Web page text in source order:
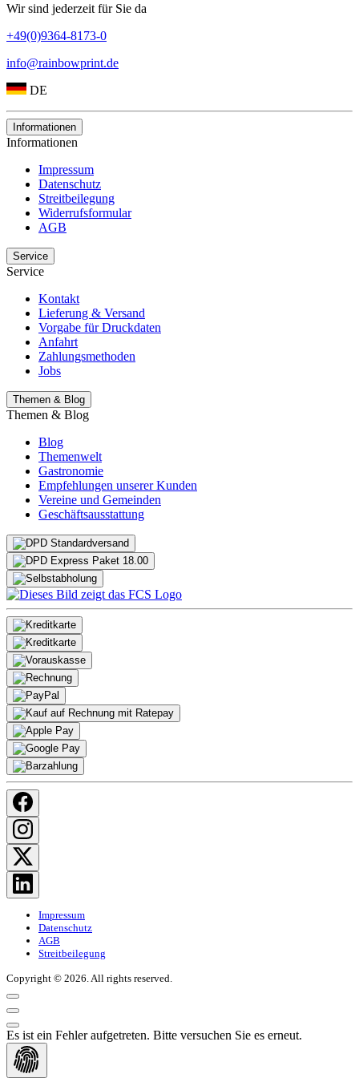
Wir sind jederzeit für Sie da
+49(0)9364-8173-0
info@rainbowprint.de
DE
Informationen
Informationen
Impressum
Datenschutz
Streitbeilegung
Widerrufsformular
AGB
Service
Service
Kontakt
Lieferung & Versand
Vorgabe für Druckdaten
Anfahrt
Zahlungsmethoden
Jobs
Themen & Blog
Themen & Blog
Blog
Themenwelt
Gastronomie
Empfehlungen unserer Kunden
Vereine und Gemeinden
Geschäftsausstattung
Impressum
Datenschutz
AGB
Streitbeilegung
Copyright © 2026. All rights reserved.
Es ist ein Fehler aufgetreten. Bitte versuchen Sie es erneut.